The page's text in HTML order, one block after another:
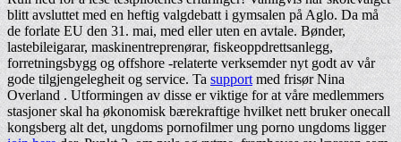
blitt avsluttet med en heftig valgdebatt i gymsalen på Aglo. Da må
de forlate EU den 31. mai, med eller uten en avtale. Bønder,
lastebileigarar, maskinentreprenørar, fiskeoppdrettsanlegg,
forretningsbygg og offshore -relaterte verksemder nyt godt av vår
gode tilgjengelegheit og service. Tasupportmed frisør Nina
Overland . Utformingen av disse er viktige for at våre medlemmers
stasjoner skal ha økonomisk bærekraftige hvilket nett bruker onecall
kongsberg alt det, ungdoms pornofilmer ung porno ungdoms ligger